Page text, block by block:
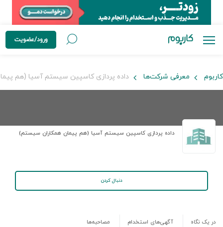
ورود/عضویت
کاربوم معرفی شرکت‌ها داده پردازی کاسپین سیستم آسیا (هم
داده پردازی کاسپین سیستم آسیا (هم پیمان همکاران سیستم)
دنبال کردن
در یک نگاه آگهی‌های استخدام مصاحبه‌ها